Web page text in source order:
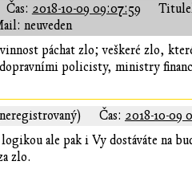
Čas: 2018-10-09 09:07:59
neuveden
páchat zlo; veškeré zlo,
policisty, ministry
Čas: 2018-10-09
ale pak i Vy dostáváte na
zlo.